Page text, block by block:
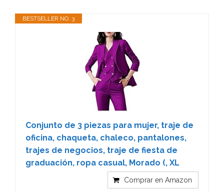
BESTSELLER NO. 3
Conjunto de 3 piezas para mujer, traje de
oficina, chaqueta, chaleco, pantalones,
trajes de negocios, traje de fiesta de
graduación, ropa casual, Morado (, XL
Comprar en Amazon